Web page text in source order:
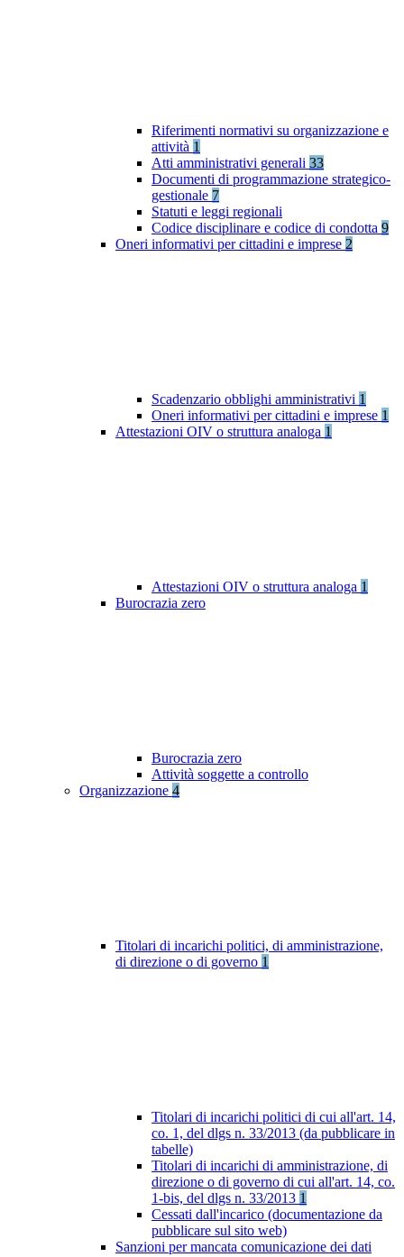
Riferimenti normativi su organizzazione e
attività 1
Atti amministrativi generali 33
Documenti di programmazione strategico-
gestionale 7
Statuti e leggi regionali
Codice disciplinare e codice di condotta 9
Oneri informativi per cittadini e imprese 2
Scadenzario obblighi amministrativi 1
Oneri informativi per cittadini e imprese 1
Attestazioni OIV o struttura analoga 1
Attestazioni OIV o struttura analoga 1
Burocrazia zero
Burocrazia zero
Attività soggette a controllo
Organizzazione 4
Titolari di incarichi politici, di amministrazione,
di direzione o di governo 1
Titolari di incarichi politici di cui all'art. 14,
co. 1, del dlgs n. 33/2013 (da pubblicare in
tabelle)
Titolari di incarichi di amministrazione, di
direzione o di governo di cui all'art. 14, co.
1-bis, del dlgs n. 33/2013 1
Cessati dall'incarico (documentazione da
pubblicare sul sito web)
Sanzioni per mancata comunicazione dei dati